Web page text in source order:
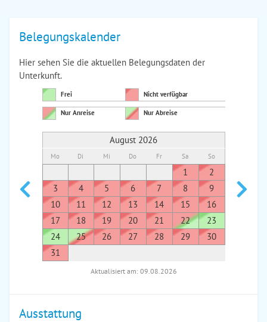
Belegungskalender
Hier sehen Sie die aktuellen Belegungsdaten der
Unterkunft.
Frei Nicht verfügbar
Nur Anreise Nur Abreise
August 2026
Mo Di Mi Do Fr Sa So
1
2
3
4 5 6 7 8
9
10
11 12 13 14 15
16
17
18 19 20 21 22
23
24
25 26 27 28 29
30
31
7
Aktualisiert am: 09.08.2026
Ausstattung